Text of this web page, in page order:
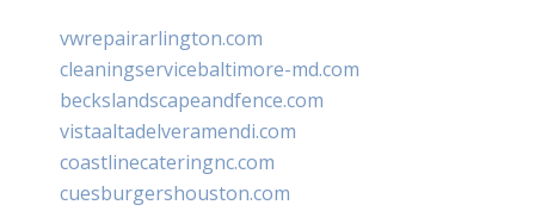
vwrepairarlington.com
cleaningservicebaltimore-md.com
beckslandscapeandfence.com
vistaaltadelveramendi.com
coastlinecateringnc.com
cuesburgershouston.com